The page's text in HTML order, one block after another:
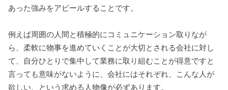
あった強みをアピールすることです。
例えば周囲の人間と積極的にコミュニケーション取りなが
ら、柔軟に物事を進めていくことが大切とされる会社に対し
て、自分ひとりで集中して業務に取り組むことが得意ですと
言っても意味がないように、会社にはそれぞれ、こんな人が
欲しい、という求める人物像が必ずあります。